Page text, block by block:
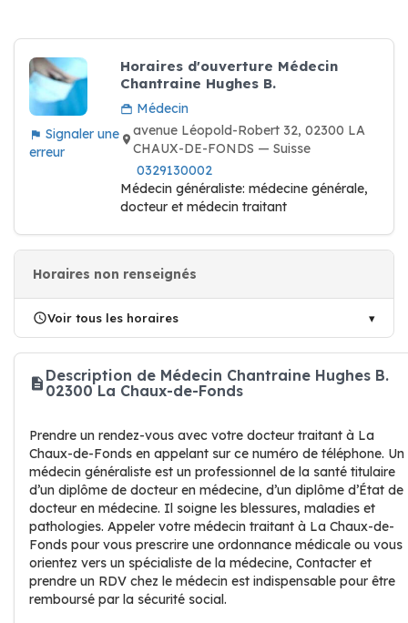
Signaler une
erreur
Horaires d'ouverture Médecin
Chantraine Hughes B.
Médecin
avenue Léopold-Robert 32, 02300 LA
CHAUX-DE-FONDS — Suisse
0329130002
Médecin généraliste: médecine générale,
docteur et médecin traitant
Horaires non renseignés
Voir tous les horaires
Description de Médecin Chantraine Hughes B.
02300 La Chaux-de-Fonds
Prendre un rendez-vous avec votre docteur traitant à La
Chaux-de-Fonds en appelant sur ce numéro de téléphone. Un
médecin généraliste est un professionnel de la santé titulaire
d’un diplôme de docteur en médecine, d’un diplôme d’État de
docteur en médecine. Il soigne les blessures, maladies et
pathologies. Appeler votre médecin traitant à La Chaux-de-
Fonds pour vous prescrire une ordonnance médicale ou vous
orientez vers un spécialiste de la médecine, Contacter et
prendre un RDV chez le médecin est indispensable pour être
remboursé par la sécurité social.